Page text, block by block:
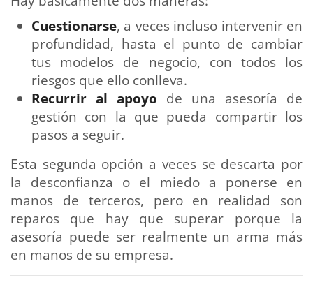
Cuestionarse, a veces incluso intervenir en
profundidad, hasta el punto de cambiar
tus modelos de negocio, con todos los
riesgos que ello conlleva.
Recurrir al apoyo de una asesoría de
gestión con la que pueda compartir los
pasos a seguir.
Esta segunda opción a veces se descarta por
la desconfianza o el miedo a ponerse en
manos de terceros, pero en realidad son
reparos que hay que superar porque la
asesoría puede ser realmente un arma más
en manos de su empresa.